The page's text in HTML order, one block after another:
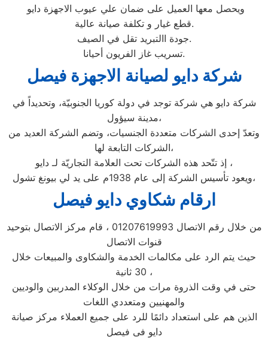
ويحصل معها العميل على ضمان علي عيوب الاجهزة دايو
قطع غيار و تكلفة صيانة عالية.
جودة االتبريد تقل في الصيف.
تسريب غاز الفريون أحيانا.
شركة دايو لصيانة الاجهزة فيصل
شركة دايو هي شركة توجد في دولة كوريا الجنوبيّة، وتحديداً في
مدينة سيؤول،
وتعدّ إحدى الشركات متعددة الجنسيات، وتضم الشركة العديد من
الشركات التابعة لها،
إذ تتّحد هذه الشركات تحت العلامة التجاريّة لـ دايو ،
ويعود تأسيس الشركة إلى عام 1938م على يد لي بيونغ تشول،
ارقام شكاوي دايو فيصل
من خلال رقم الاتصال 01207619993 ، قام مركز الاتصال بتوحيد
قنوات الاتصال
حيث يتم الرد على مكالمات الخدمة والشكاوى والمبيعات خلال
30 ثانية ،
حتى في وقت الذروة مرات من خلال الوكلاء المدربين والوديين
والمهنيين ومتعددي اللغات
الذين هم على استعداد دائمًا للرد على جميع العملاء مركز صيانة
دايو فى فيصل